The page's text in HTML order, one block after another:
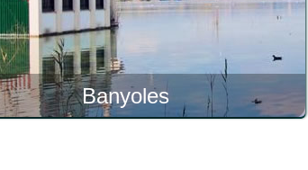
Banyoles